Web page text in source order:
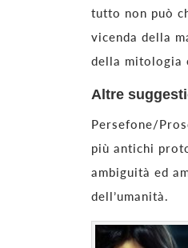
tutto non può
vicenda della
della mitologia
Altre
Persefone/
più antichi
ambiguità ed
dell’umanità.